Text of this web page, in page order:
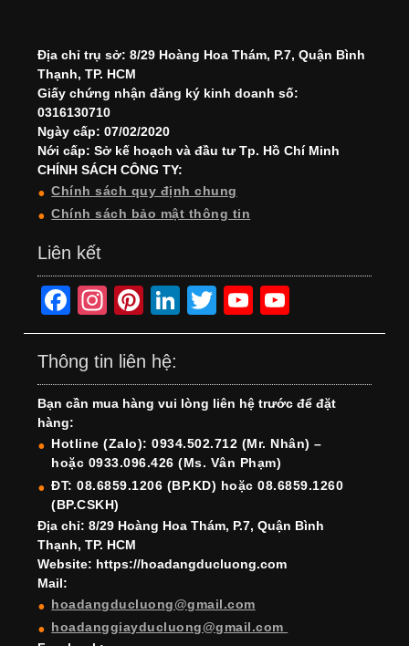
Địa chỉ trụ sở: 8/29 Hoàng Hoa Thám, P.7, Quận Bình
Thạnh, TP. HCM
Giấy chứng nhận đăng ký kinh doanh số:
0316130710
Ngày cấp: 07/02/2020
Nới cấp: Sở kế hoạch và đầu tư Tp. Hồ Chí Minh
CHÍNH SÁCH CÔNG TY:
Chính sách quy định chung
Chính sách bảo mật thông tin
Liên kết
F
a
c
e
b
o
o
k
In
st
a
gr
a
m
Pi
nt
er
e
st
Li
n
e
dI
n
T
wi
er
Y
o
T
u
b
e
o
T
u
b
e
h
Thông tin liên hệ:
Bạn cần mua hàng vui lòng liên hệ trước để đặt
hàng:
Hotline (Zalo): 0934.502.712 (Mr. Nhân) –
hoặc 0933.096.426 (Ms. Vân Phạm)
ĐT: 08.6859.1206 (BP.KD) hoặc 08.6859.1260
(BP.CSKH)
Địa chỉ: 8/29 Hoàng Hoa Thám, P.7, Quận Bình
Thạnh, TP. HCM
Website: https://hoadangducluong.com
Mail:
hoadangducluong@gmail.com
hoadanggiayducluong@gmail.com